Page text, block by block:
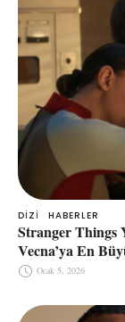
DIZI HABERLER
Stranger Things
Vecna’ya En
Ocak 5, 2026